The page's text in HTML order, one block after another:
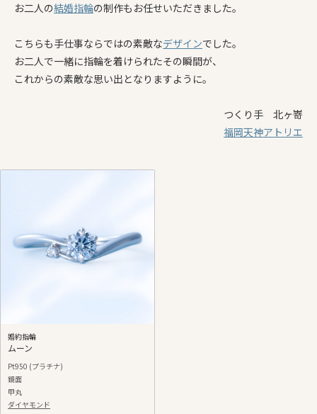
お二人の結婚指輪の制作もお任せいただきました。
こちらも手仕事ならではの素敵なデザインでした。
お二人で一緒に指輪を着けられたその瞬間が、
これからの素敵な思い出となり ますよう に。
つくり手 北ヶ嵜
福岡天神アトリエ
婚約指輪
ムーン
Pt950 (プラチナ)
鏡面
甲丸
ダイヤモンド